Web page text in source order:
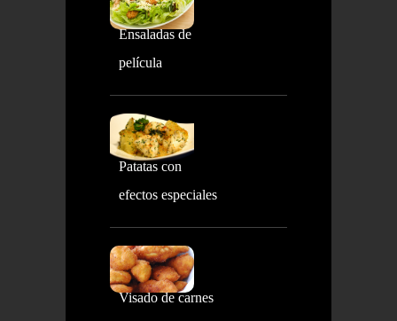
Ensaladas de
película
Patatas con
efectos especiales
Visado de carnes